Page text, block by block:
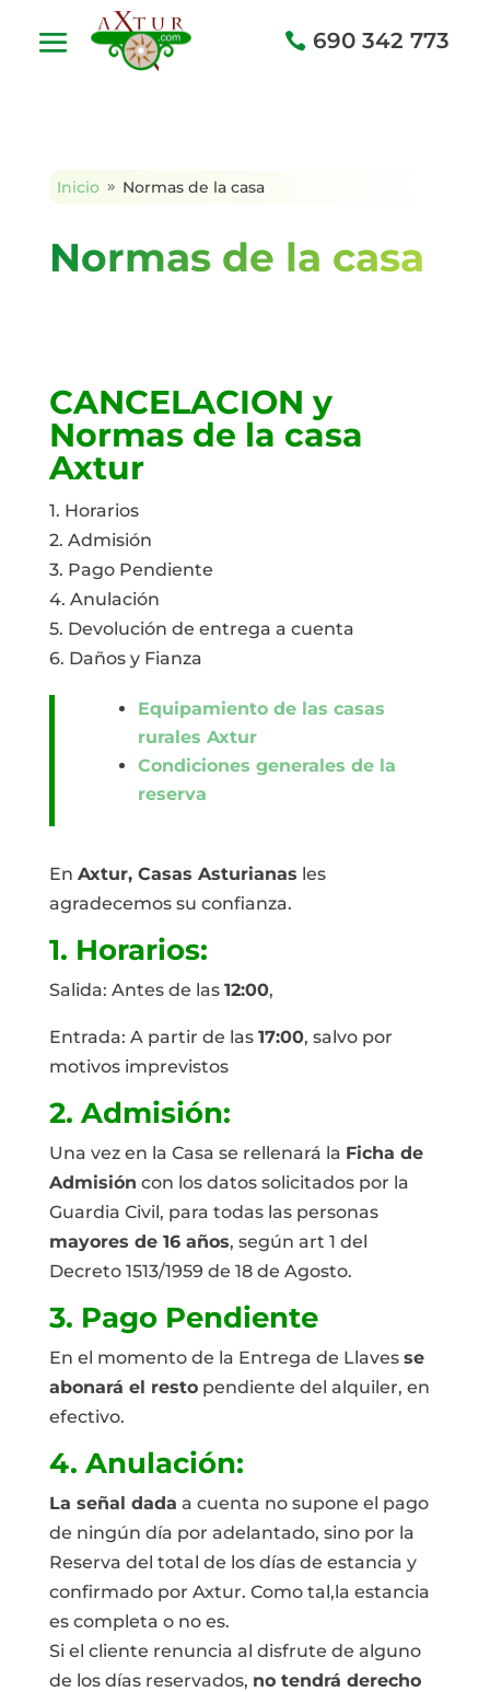
690 342 773
Inicio 9 Normas de la casa
Normas de la casa
CANCELACION y
Normas de la casa
Axtur
1. Horarios
2. Admisión
3. Pago Pendiente
4. Anulación
5. Devolución de entrega a cuenta
6. Daños y Fianza
Equipamiento de las casas
rurales Axtur
Condiciones generales de la
reserva
En Axtur, Casas Asturianas les
agradecemos su confianza.
1. Horarios:
Salida: Antes de las 12:00,
Entrada: A partir de las 17:00, salvo por
motivos imprevistos
2. Admisión:
Una vez en la Casa se rellenará la Ficha de
Admisión con los datos solicitados por la
Guardia Civil, para todas las personas
mayores de 16 años, según art 1 del
Decreto 1513/1959 de 18 de Agosto.
3. Pago Pendiente
En el momento de la Entrega de Llaves se
abonará el restopendiente del alquiler, en
efectivo.
4. Anulación:
La señal dada a cuenta no supone el pago
de ningún día por adelantado, sino por la
Reserva del total de los días de estancia y
confirmado por Axtur. Como tal,la estancia
es completa o no es.
Si el cliente renuncia al disfrute de alguno
de los días reservados, no tendrá derecho